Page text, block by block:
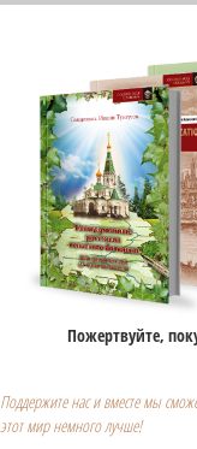
Пожертвуйте,
Поддержите нас и вместе мы
этот мир немного лучше!